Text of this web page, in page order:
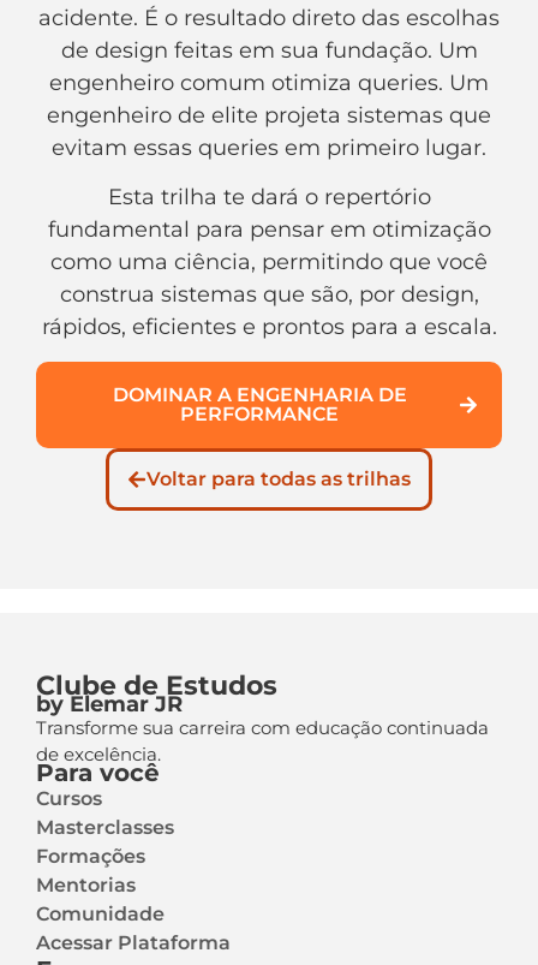
acidente. É o resultado direto das escolhas
de design feitas em sua fundação. Um
engenheiro comum otimiza queries. Um
engenheiro de elite projeta sistemas que
evitam essas queries em primeiro lugar.
Esta trilha te dará o repertório
fundamental para pensar em otimização
como uma ciência, permitindo que você
construa sistemas que são, por design,
rápidos, eficientes e prontos para a escala.
DOMINAR A ENGENHARIA DE
PERFORMANCE
Voltar para todas as trilhas
Clube de Estudos
by Elemar JR
Transforme sua carreira com educação continuada
de excelência.
Para você
Cursos
Masterclasses
Formações
Mentorias
Comunidade
Acessar Plataforma